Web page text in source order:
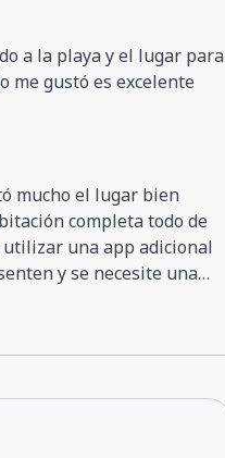
a la playa y el lugar para
me gustó es excelente
mucho el lugar bien
completa todo de
utilizar una app adicional
y se necesite una